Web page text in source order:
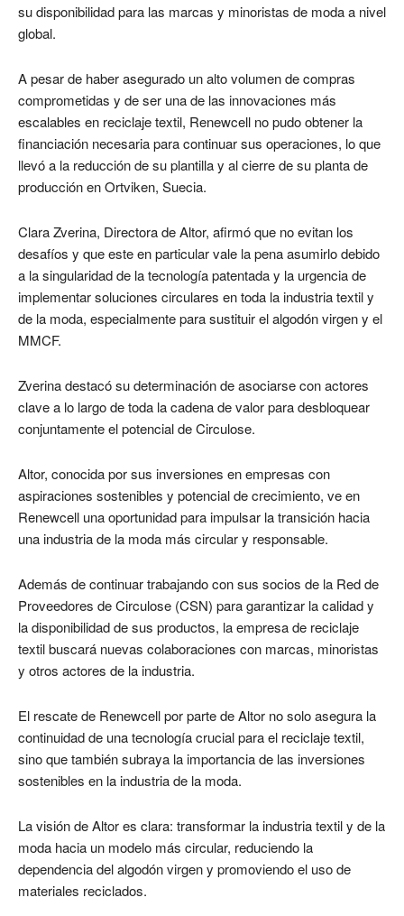
su disponibilidad para las marcas y minoristas de moda a nivel
global.
A pesar de haber asegurado un alto volumen de compras
comprometidas y de ser una de las innovaciones más
escalables en reciclaje textil, Renewcell no pudo obtener la
financiación necesaria para continuar sus operaciones, lo que
llevó a la reducción de su plantilla y al cierre de su planta de
producción en Ortviken, Suecia.
Clara Zverina, Directora de Altor, afirmó que no evitan los
desafíos y que este en particular vale la pena asumirlo debido
a la singularidad de la tecnología patentada y la urgencia de
implementar soluciones circulares en toda la industria textil y
de la moda, especialmente para sustituir el algodón virgen y el
MMCF.
Zverina destacó su determinación de asociarse con actores
clave a lo largo de toda la cadena de valor para desbloquear
conjuntamente el potencial de Circulose.
Altor, conocida por sus inversiones en empresas con
aspiraciones sostenibles y potencial de crecimiento, ve en
Renewcell una oportunidad para impulsar la transición hacia
una industria de la moda más circular y responsable.
Además de continuar trabajando con sus socios de la Red de
Proveedores de Circulose (CSN) para garantizar la calidad y
la disponibilidad de sus productos, la empresa de reciclaje
textil buscará nuevas colaboraciones con marcas, minoristas
y otros actores de la industria.
El rescate de Renewcell por parte de Altor no solo asegura la
continuidad de una tecnología crucial para el reciclaje textil,
sino que también subraya la importancia de las inversiones
sostenibles en la industria de la moda.
La visión de Altor es clara: transformar la industria textil y de la
moda hacia un modelo más circular, reduciendo la
dependencia del algodón virgen y promoviendo el uso de
materiales reciclados.